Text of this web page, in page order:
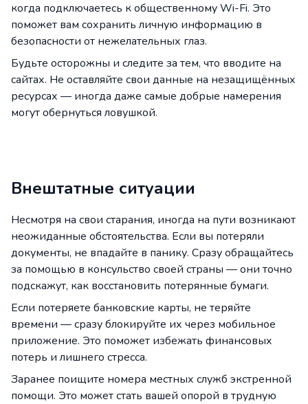
когда подключаетесь к общественному Wi-Fi. Это
поможет вам сохранить личную информацию в
безопасности от нежелательных глаз.
Будьте осторожны и следите за тем, что вводите на
сайтах. Не оставляйте свои данные на незащищённых
ресурсах — иногда даже самые добрые намерения
могут обернуться ловушкой.
Внештатные ситуации
Несмотря на свои старания, иногда на пути возникают
неожиданные обстоятельства. Если вы потеряли
документы, не впадайте в панику. Сразу обращайтесь
за помощью в консульство своей страны — они точно
подскажут, как восстановить потерянные бумаги.
Если потеряете банковские карты, не теряйте
времени — сразу блокируйте их через мобильное
приложение. Это поможет избежать финансовых
потерь и лишнего стресса.
Заранее поищите номера местных служб экстренной
помощи. Это может стать вашей опорой в трудную